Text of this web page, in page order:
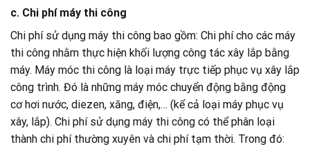
c. Chi phí máy thi công
Chi phí sử dụng máy thi công bao gồm: Chi phí cho các máy
thi công nhằm thực hiện khối lượng công tác xây lắp bằng
máy. Máy móc thi công là loại máy trực tiếp phục vụ xây lắp
công trình. Đó là những máy móc chuyển động bằng động
cơ hơi nước, diezen, xăng, điện,… (kể cả loại máy phục vụ
xây, lắp). Chi phí sử dụng máy thi công có thể phân loại
thành chi phí thường xuyên và chi phí tạm thời. Trong đó: